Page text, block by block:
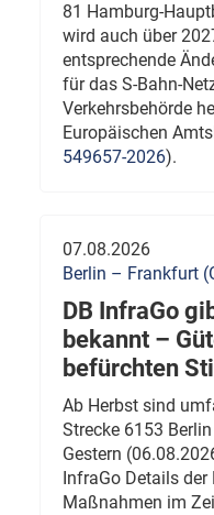
81 Hamburg-
wird auch über
entsprechende
für das S-Bahn-
Verkehrsbehörde
Europäischen
549657-2026).
07.08.2026
Berlin – Frankfurt
DB InfraGo
bekannt –
befürchten
Ab Herbst sind
Strecke 6153
Gestern
InfraGo Details
Maßnahmen im